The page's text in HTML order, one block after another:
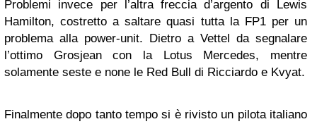
Problemi invece per l’altra freccia d’argento di Lewis
Hamilton, costretto a saltare quasi tutta la FP1 per un
problema alla power-unit. Dietro a Vettel da segnalare
l’ottimo Grosjean con la Lotus Mercedes, mentre
solamente seste e none le Red Bull di Ricciardo e Kvyat.
Finalmente dopo tanto tempo si è rivisto un pilota italiano